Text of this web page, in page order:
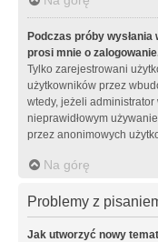
Podczas próby
prosi mnie o
Tylko zarejestrowani
użytkowników przez
wtedy, jeżeli administrator
nieprawidłowym
przez anonimowych
Na górę
Problemy z
Jak utworzyć nowy